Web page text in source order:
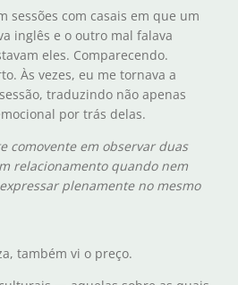
sessões com casais em que um
inglês e o outro mal falava
eles. Comparecendo.
Às vezes, eu me tornava a
traduzindo não apenas
por trás delas.
comovente em observar duas
relacionamento quando nem
plenamente no mesmo
também vi o preço.